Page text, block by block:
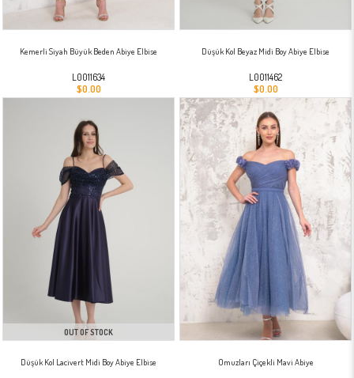
Kemerli Siyah Büyük Beden Abiye Elbise
L0011634
$0.00
Düşük Kol Beyaz Midi Boy Abiye Elbise
L0011462
$0.00
OUT OF STOCK
Düşük Kol Lacivert Midi Boy Abiye Elbise Omuzları Çiçekli Mavi Abiye